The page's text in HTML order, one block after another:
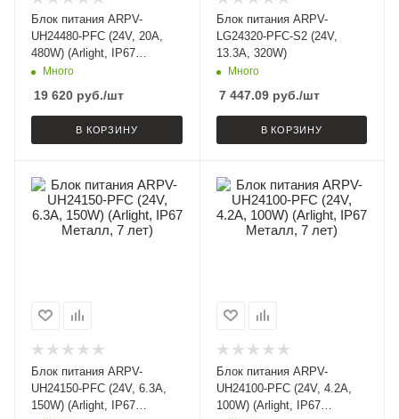
Блок питания ARPV-
UH24480-PFC (24V, 20A,
480W) (Arlight, IP67
Металл, 7 лет)
Много
19 620 руб./шт
В КОРЗИНУ
Блок питания ARPV-
LG24320-PFC-S2 (24V,
13.3A, 320W)
Много
7 447.09руб./шт
В КОРЗИНУ
Блок питания ARPV-
UH24150-PFC (24V, 6.3A,
150W) (Arlight, IP67
Блок питания ARPV-
UH24100-PFC (24V, 4.2A,
100W) (Arlight, IP67